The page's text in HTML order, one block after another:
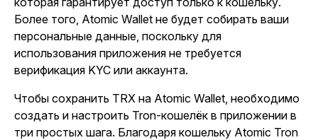
Более того, Atomic Wallet не будет собирать ваши
персональные данные, поскольку для
использования приложения не требуется
верификация KYC или аккаунта.
Чтобы сохранить TRX на Atomic Wallet, необходимо
создать и настроить Tron-кошелёк в приложении в
три простых шага. Благодаря кошельку Atomic Tron